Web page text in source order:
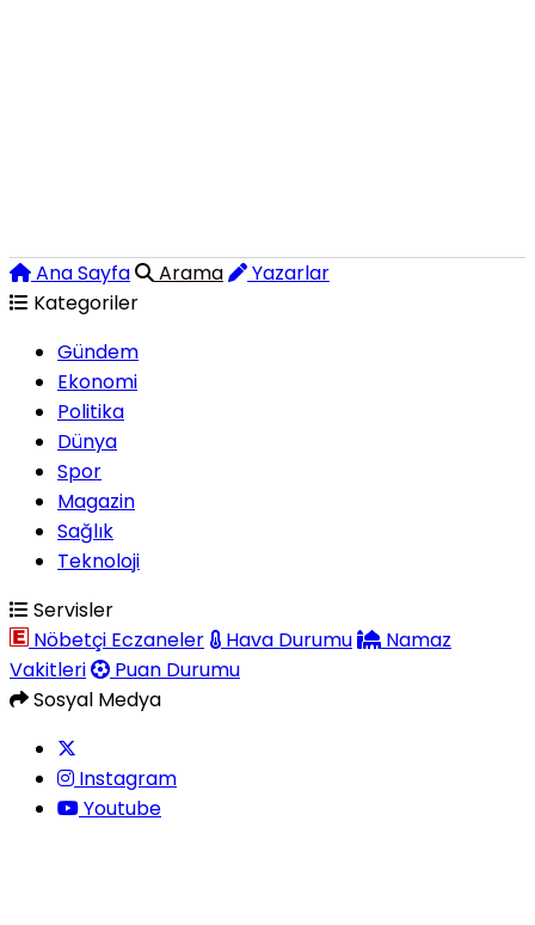
Ana Sayfa Arama
Yazarlar
Kategoriler
Gündem
Ekonomi
Politika
Dünya
Spor
Magazin
Sağlık
Teknoloji
Servisler
Nöbetçi Eczaneler
Hava Durumu
Namaz
Vakitleri
Puan Durumu
Sosyal Medya
Instagram
Youtube